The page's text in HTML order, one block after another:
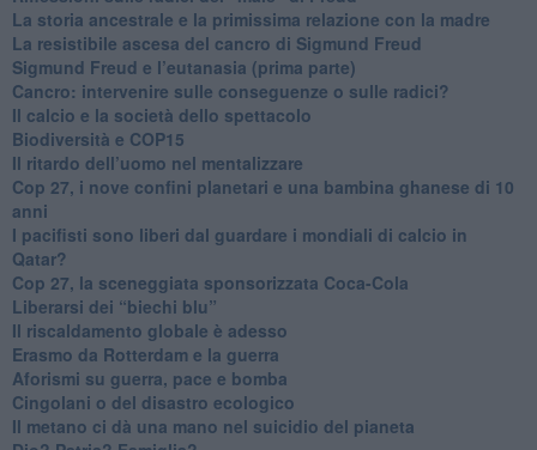
​La storia ancestrale e la primissima relazione con la madre
​La resistibile ascesa del cancro di Sigmund Freud
Sigmund Freud e l’eutanasia (prima parte)
Cancro: intervenire sulle conseguenze o sulle radici?
​Il calcio e la società dello spettacolo
Biodiversità e COP15
​Il ritardo dell’uomo nel mentalizzare
​Cop 27, i nove confini planetari e una bambina ghanese di 10
anni
​I pacifisti sono liberi dal guardare i mondiali di calcio in
Qatar?
​Cop 27, la sceneggiata sponsorizzata Coca-Cola
​Liberarsi dei “biechi blu”
Il riscaldamento globale è adesso
​Erasmo da Rotterdam e la guerra
​Aforismi su guerra, pace e bomba
Cingolani o del disastro ecologico
​Il metano ci dà una mano nel suicidio del pianeta